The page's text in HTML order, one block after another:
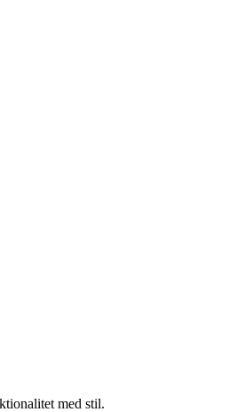
med stil.